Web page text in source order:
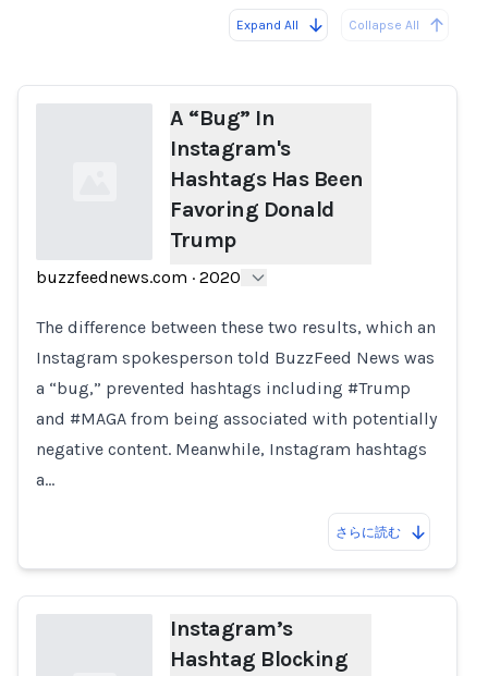
Expand All Collapse All
A “Bug” In
Instagram's
Hashtags Has Been
Favoring Donald
Trump
buzzfeednews.com · 2020
The difference between these two results, which an
Instagram spokesperson told BuzzFeed News was
a “bug,” prevented hashtags including #Trump
and #MAGA from being associated with potentially
negative content. Meanwhile, Instagram hashtags
a…
さらに読む
Instagram’s
Hashtag Blocking